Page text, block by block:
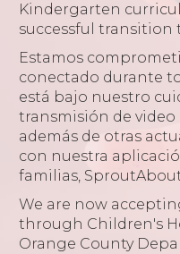
Kindergarten
successful transition
Estamos
conectado durante
está bajo nuestro
transmisión de video
además de otras
con nuestra
familias,
We are now
through Children's
Orange County